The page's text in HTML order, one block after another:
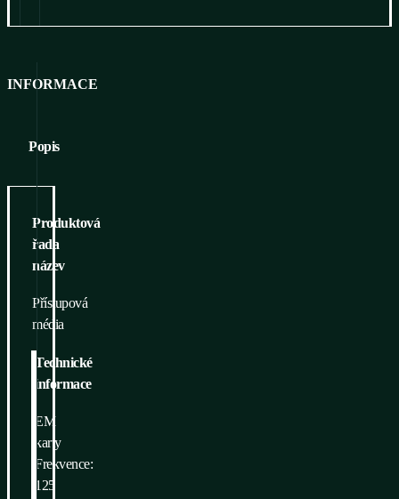
INFORMACE
Popis
Produktová
řada
název
Přístupová
média
Technické
informace
EM
karty
Frekvence:
125